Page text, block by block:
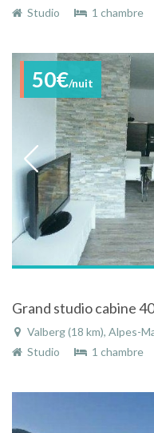
Studio 1 chambre
50€/nuit
Grand studio cabine
Valberg (18 km), Alpes-
Studio
1 chambre